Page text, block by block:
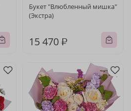
Букет "Влюбленный мишка"
(Экстра)
15 470 ₽